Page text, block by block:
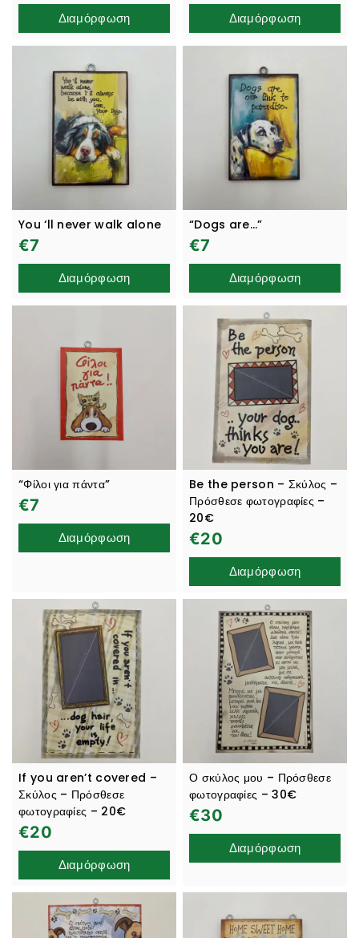
Διαμόρφωση Διαμόρφωση
You ‘ll never walk alone
€7
Διαμόρφωση
“Dogs are…”
€7
Διαμόρφωση
“Φίλοι για πάντα”
€7
Διαμόρφωση
Be the person – Σκύλος –
Πρόσθεσε φωτογραφίες –
20€
€20
Διαμόρφωση
If you aren’t covered –
Σκύλος – Πρόσθεσε
φωτογραφίες – 20€
€20
Διαμόρφωση
Ο σκύλος μου – Πρόσθεσε
φωτογραφίες – 30€
€30
Διαμόρφωση